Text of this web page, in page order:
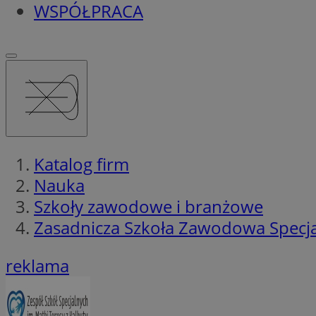
WSPÓŁPRACA
Katalog firm
Nauka
Szkoły zawodowe i branżowe
Zasadnicza Szkoła Zawodowa
reklama